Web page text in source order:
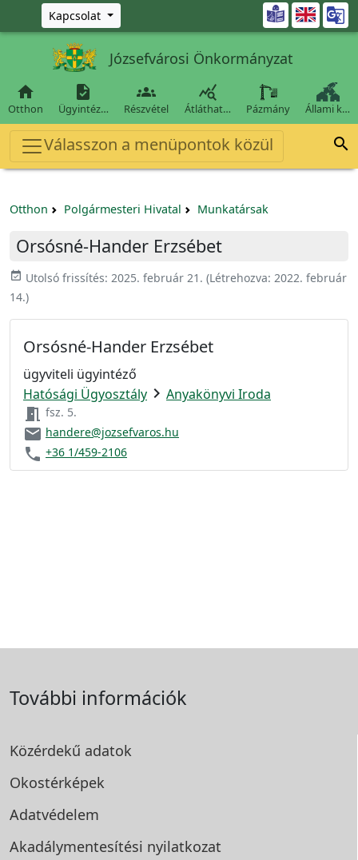
Ugrás a fő tartalomra
Kapcsolat 
Józsefvárosi Önkormányzat

Otthon

Ügyintéz…

Részvétel

Átláthat… Pázmány Állami k…
Válasszon a menüpontok közül 
Otthon Polgármesteri Hivatal Munkatársak
Orsósné-Hander Erzsébet
event_available Utolsó frissítés: 2025. február 21. (Létrehozva: 2022. február
14.)
Orsósné-Hander Erzsébet
ügyviteli ügyintéző
Hatósági Ügyosztály chevron_right Anyakönyvi Iroda
meeting_room fsz. 5.
email handere@jozsefvaros.hu
phone +36 1/459-2106
További információk
Közérdekű adatok
Okostérképek
Adatvédelem
Akadálymentesítési nyilatkozat